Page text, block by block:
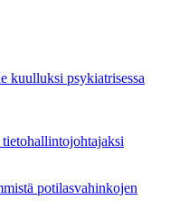
kuulluksi psykiatrisessa
potilasvahinkojen